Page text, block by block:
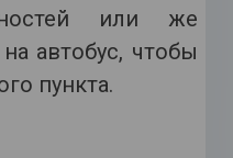
или же
автобус, чтобы
пункта.